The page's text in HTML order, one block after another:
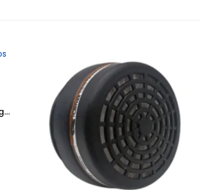
Cartucho 757-N A1 Gases y Vapores Orgánicos con Punto Ebullición > 65 Grados Celsius. CLIMAX